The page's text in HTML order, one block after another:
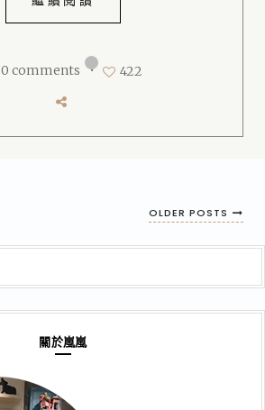
0 comments • 422
OLDER POSTS
關於嵐嵐